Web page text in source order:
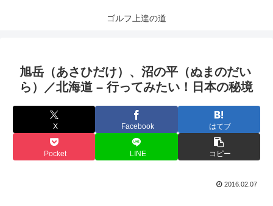
ゴルフ上達の道
旭岳（あさひだけ）、沼の平（ぬまのだい
ら）／北海道 – 行ってみたい！日本の秘境
X Facebook はてブ
Pocket LINE コピー
2016.02.07